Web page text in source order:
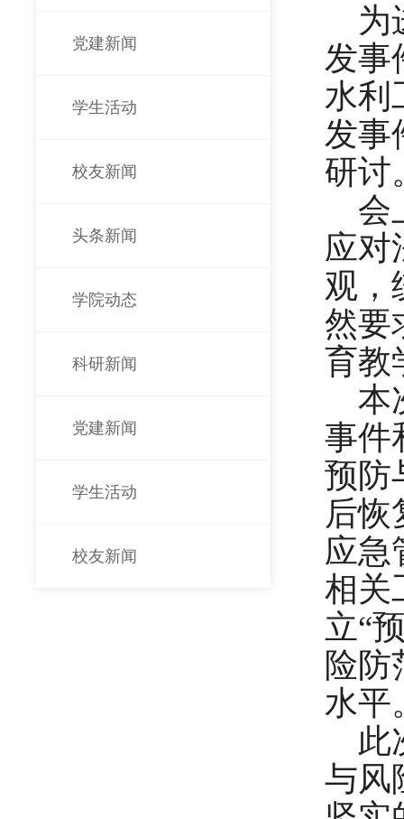
党建新闻
学生活动
校友新闻
头条新闻
学院动态
科研新闻
党建新闻
学生活动
校友新闻
为
发事
水利
发事
研讨
会
应对
观，
然要
育教
本
事件
预防
后恢
应急
相关
立“
险防
水平
此
与风